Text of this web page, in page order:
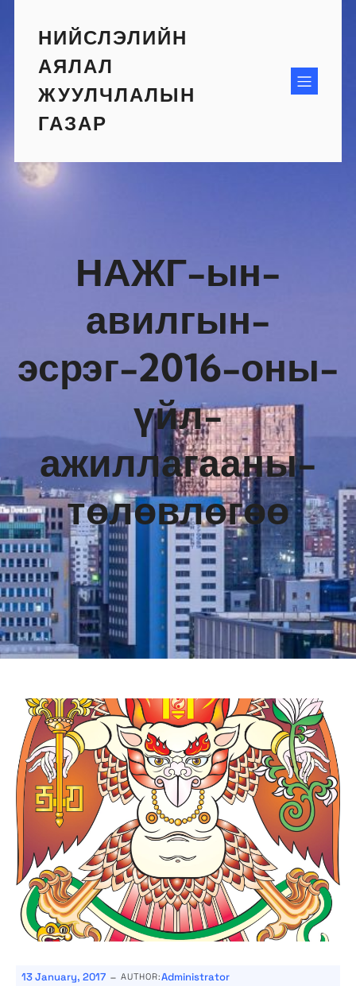
contentНИЙСЛЭЛИЙН
АЯЛАЛ
ЖУУЛЧЛАЛЫН
ГАЗАР
НАЖГ-ын-
авилгын-
эсрэг-2016-оны-
үйл-
ажиллагааны-
төлөвлөгөө
13 January, 2017 - AUTHOR:Administrator